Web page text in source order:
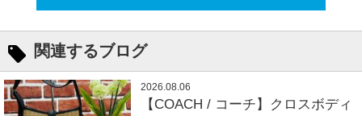
関連するブログ
2026.08.06
【COACH / コーチ】クロスボディ